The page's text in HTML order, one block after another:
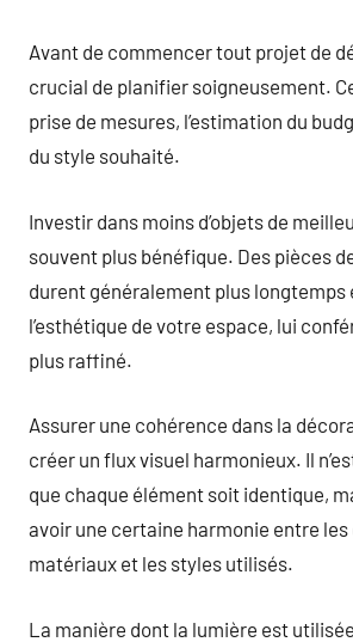
Avant de commencer tout projet de
crucial de planifier soigneusement.
prise de mesures, l’estimation du
du style souhaité.
Investir dans moins d’objets de
souvent plus bénéfique. Des pièces
durent généralement plus longtemps
l’esthétique de votre espace, lui
plus raffiné.
Assurer une cohérence dans la
créer un flux visuel harmonieux. Il
que chaque élément soit identique,
avoir une certaine harmonie entre
matériaux et les styles utilisés.
La manière dont la lumière est